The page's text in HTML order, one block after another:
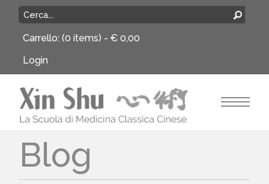
Carrello: (0 items) - € 0,00
Login
Blog